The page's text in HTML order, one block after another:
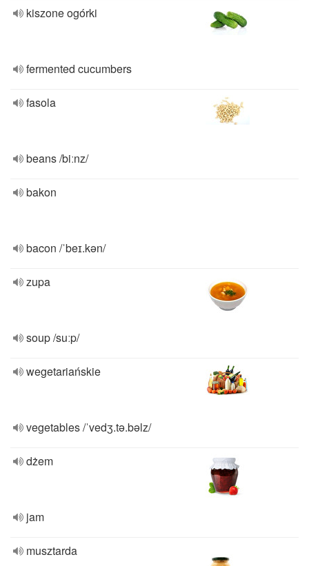
kiszone ogórki
fermented cucumbers
fasola
beans /biːnz/
bakon
bacon /ˈbeɪ.kən/
zupa
soup /suːp/
wegetariańskie
vegetables /ˈvedʒ.tə.bəlz/
dżem
jam
musztarda